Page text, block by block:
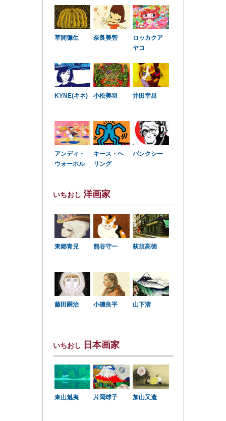
草間彌生 奈良美智
ロッカクア
ヤコ
KYNE(キネ) 小松美羽 井田幸昌
アンディ・
ウォーホル
キース・ヘ
リング
バンクシー
いちおし 洋画家
東郷青児 熊谷守一 荻須高徳
藤田嗣治 小磯良平 山下清
いちおし 日本画家
東山魁夷 片岡球子 加山又造